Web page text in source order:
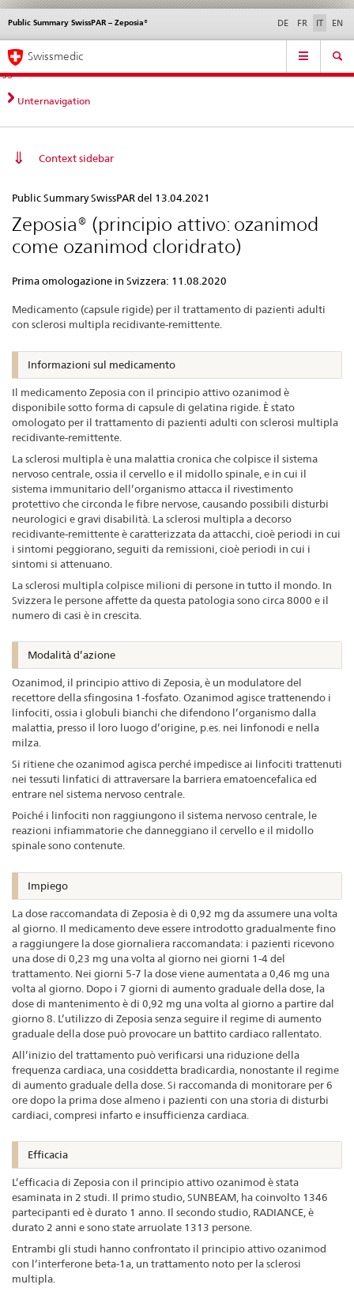
Navigazione
diretta:
novità,
aspetti
contatto
Novità &
norme
Contatto | Supporto &
aiuto
Public Summary SwissPAR – Zeposia® DE FR IT EN
Service
Navigation
Swissmedic
Unternavigation
Context sidebar
Summary
SwissPAR
–
Zeposia®
Public Summary SwissPAR del 13.04.2021
Zeposia® (principio attivo: ozanimod
come ozanimod cloridrato)
Prima omologazione in Svizzera: 11.08.2020
Medicamento (capsule rigide) per il trattamento di pazienti adulti
con sclerosi multipla recidivante-remittente.
Informazioni sul medicamento
Il medicamento Zeposia con il principio attivo ozanimod è
disponibile sotto forma di capsule di gelatina rigide. È stato
omologato per il trattamento di pazienti adulti con sclerosi multipla
recidivante-remittente.
La sclerosi multipla è una malattia cronica che colpisce il sistema
nervoso centrale, ossia il cervello e il midollo spinale, e in cui il
sistema immunitario dell’organismo attacca il rivestimento
protettivo che circonda le fibre nervose, causando possibili disturbi
neurologici e gravi disabilità. La sclerosi multipla a decorso
recidivante-remittente è caratterizzata da attacchi, cioè periodi in cui
i sintomi peggiorano, seguiti da remissioni, cioè periodi in cui i
sintomi si attenuano.
La sclerosi multipla colpisce milioni di persone in tutto il mondo. In
Svizzera le persone affette da questa patologia sono circa 8000 e il
numero di casi è in crescita.
Modalità d’azione
Ozanimod, il principio attivo di Zeposia, è un modulatore del
recettore della sfingosina 1-fosfato. Ozanimod agisce trattenendo i
linfociti, ossia i globuli bianchi che difendono l’organismo dalla
malattia, presso il loro luogo d’origine, p.es. nei linfonodi e nella
milza.
Si ritiene che ozanimod agisca perché impedisce ai linfociti trattenuti
nei tessuti linfatici di attraversare la barriera ematoencefalica ed
entrare nel sistema nervoso centrale.
Poiché i linfociti non raggiungono il sistema nervoso centrale, le
reazioni infiammatorie che danneggiano il cervello e il midollo
spinale sono contenute.
Impiego
La dose raccomandata di Zeposia è di 0,92 mg da assumere una volta
al giorno. Il medicamento deve essere introdotto gradualmente fino
a raggiungere la dose giornaliera raccomandata: i pazienti ricevono
una dose di 0,23 mg una volta al giorno nei giorni 1-4 del
trattamento. Nei giorni 5-7 la dose viene aumentata a 0,46 mg una
volta al giorno. Dopo i 7 giorni di aumento graduale della dose, la
dose di mantenimento è di 0,92 mg una volta al giorno a partire dal
giorno 8. L’utilizzo di Zeposia senza seguire il regime di aumento
graduale della dose può provocare un battito cardiaco rallentato.
All’inizio del trattamento può verificarsi una riduzione della
frequenza cardiaca, una cosiddetta bradicardia, nonostante il regime
di aumento graduale della dose. Si raccomanda di monitorare per 6
ore dopo la prima dose almeno i pazienti con una storia di disturbi
cardiaci, compresi infarto e insufficienza cardiaca.
Efficacia
L’efficacia di Zeposia con il principio attivo ozanimod è stata
esaminata in 2 studi. Il primo studio, SUNBEAM, ha coinvolto 1346
partecipanti ed è durato 1 anno. Il secondo studio, RADIANCE, è
durato 2 anni e sono state arruolate 1313 persone.
Entrambi gli studi hanno confrontato il principio attivo ozanimod
con l’interferone beta-1a, un trattamento noto per la sclerosi
multipla.